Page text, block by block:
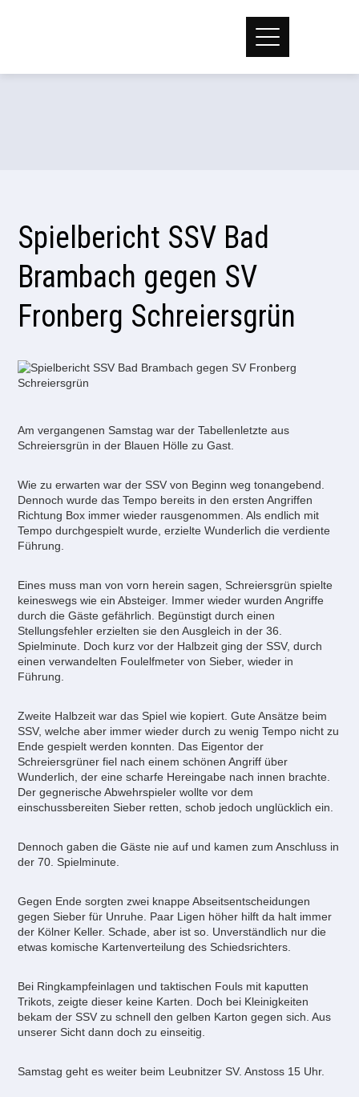
Spielbericht SSV Bad
Brambach gegen SV
Fronberg Schreiersgrün
Am vergangenen Samstag war der Tabellenletzte aus
Schreiersgrün in der Blauen Hölle zu Gast.
Wie zu erwarten war der SSV von Beginn weg tonangebend.
Dennoch wurde das Tempo bereits in den ersten Angriffen
Richtung Box immer wieder rausgenommen. Als endlich mit
Tempo durchgespielt wurde, erzielte Wunderlich die verdiente
Führung.
Eines muss man von vorn herein sagen, Schreiersgrün spielte
keineswegs wie ein Absteiger. Immer wieder wurden Angriffe
durch die Gäste gefährlich. Begünstigt durch einen
Stellungsfehler erzielten sie den Ausgleich in der 36.
Spielminute. Doch kurz vor der Halbzeit ging der SSV, durch
einen verwandelten Foulelfmeter von Sieber, wieder in
Führung.
Zweite Halbzeit war das Spiel wie kopiert. Gute Ansätze beim
SSV, welche aber immer wieder durch zu wenig Tempo nicht zu
Ende gespielt werden konnten. Das Eigentor der
Schreiersgrüner fiel nach einem schönen Angriff über
Wunderlich, der eine scharfe Hereingabe nach innen brachte.
Der gegnerische Abwehrspieler wollte vor dem
einschussbereiten Sieber retten, schob jedoch unglücklich ein.
Dennoch gaben die Gäste nie auf und kamen zum Anschluss in
der 70. Spielminute.
Gegen Ende sorgten zwei knappe Abseitsentscheidungen
gegen Sieber für Unruhe. Paar Ligen höher hilft da halt immer
der Kölner Keller. Schade, aber ist so. Unverständlich nur die
etwas komische Kartenverteilung des Schiedsrichters.
Bei Ringkampfeinlagen und taktischen Fouls mit kaputten
Trikots, zeigte dieser keine Karten. Doch bei Kleinigkeiten
bekam der SSV zu schnell den gelben Karton gegen sich. Aus
unserer Sicht dann doch zu einseitig.
Samstag geht es weiter beim Leubnitzer SV. Anstoss 15 Uhr.